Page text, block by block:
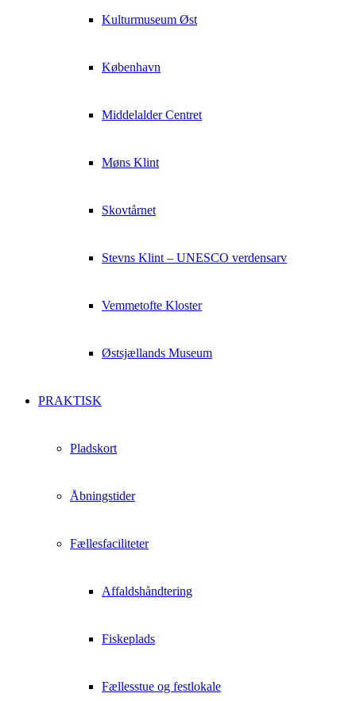
Kulturmuseum Øst
København
Middelalder Centret
Møns Klint
Skovtårnet
Stevns Klint – UNESCO verdensarv
Vemmetofte Kloster
Østsjællands Museum
PRAKTISK
Pladskort
Åbningstider
Fællesfaciliteter
Affaldshåndtering
Fiskeplads
Fællesstue og festlokale